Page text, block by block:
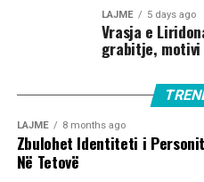
LAJME 5 days ago
Vrasja e
grabitje,
LAJME 8 months ago
Zbulohet Identiteti i
Në Tetovë